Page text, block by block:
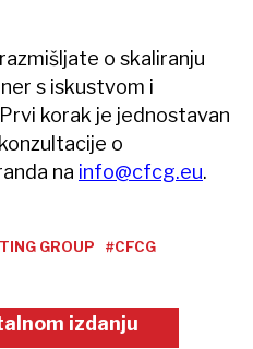
o skaliranju
s iskustvom i
korak je jednostavan
o
na info@cfcg.eu.
GROUP
#CFCG
izdanju